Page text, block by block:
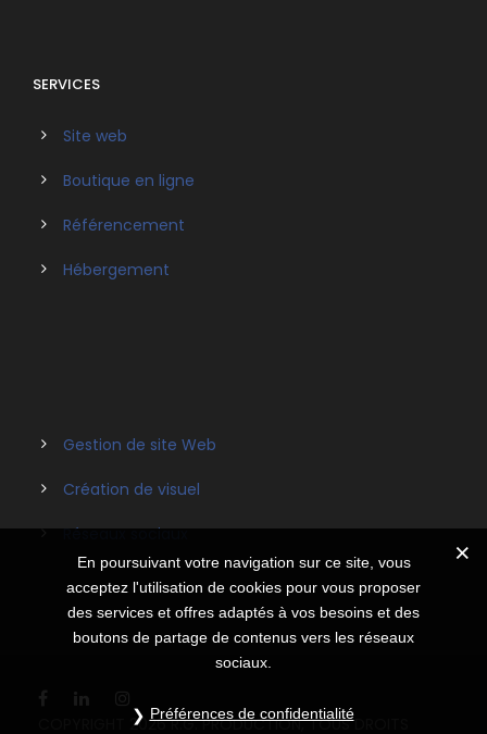
SERVICES
Site web
Boutique en ligne
Référencement
Hébergement
Gestion de site Web
Création de visuel
Réseaux sociaux
COPYRIGHT 2026 R.G. PRODUCTION, TOUS DROITS
En poursuivant votre navigation sur ce site, vous
acceptez l'utilisation de cookies pour vous proposer
des services et offres adaptés à vos besoins et des
boutons de partage de contenus vers les réseaux
sociaux.
Préférences de confidentialité